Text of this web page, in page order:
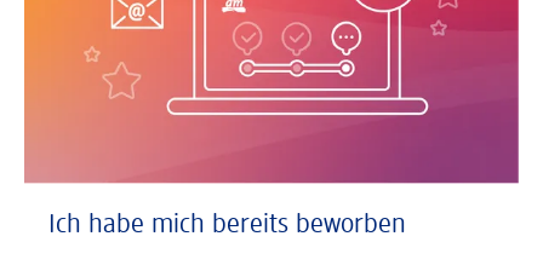
Ich habe mich bereits beworben